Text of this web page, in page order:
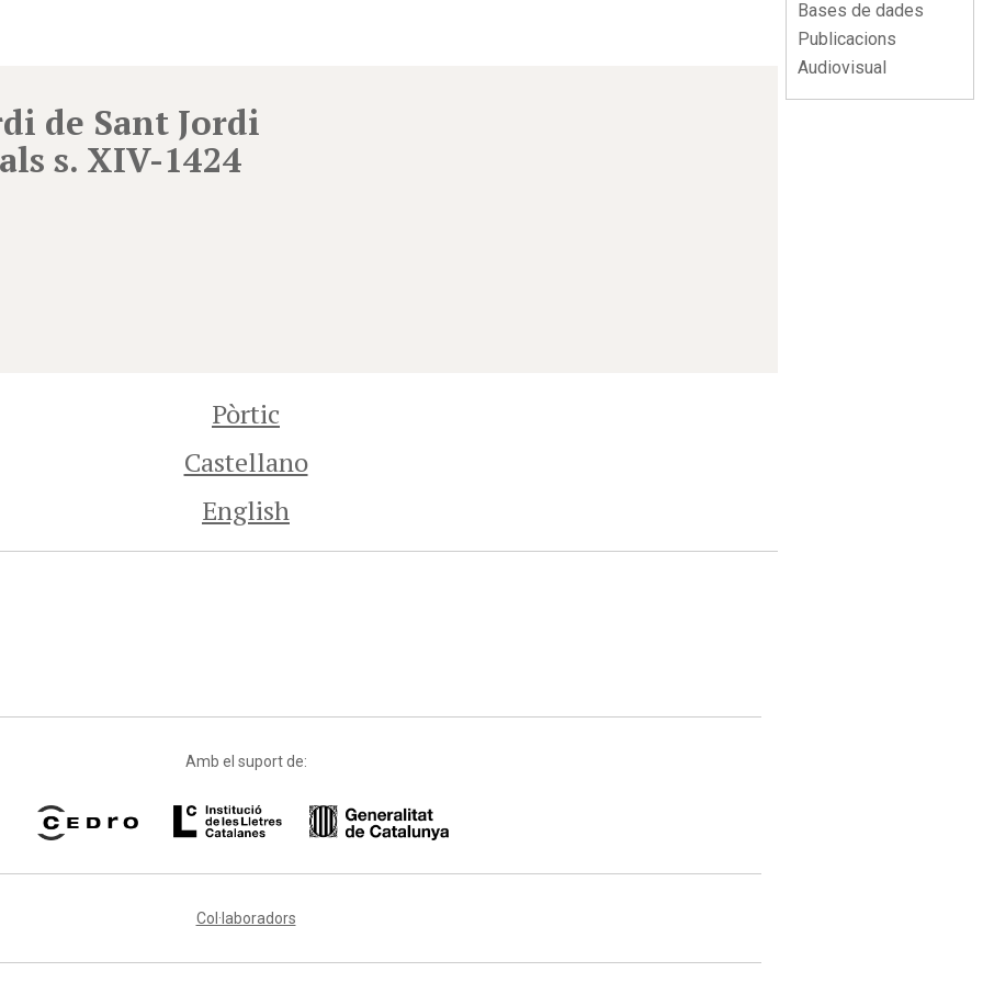
Bases de dades
Publicacions
Audiovisual
de Sant Jordi
s. XIV-1424
Pòrtic
Castellano
English
Amb el suport de:
Col·laboradors